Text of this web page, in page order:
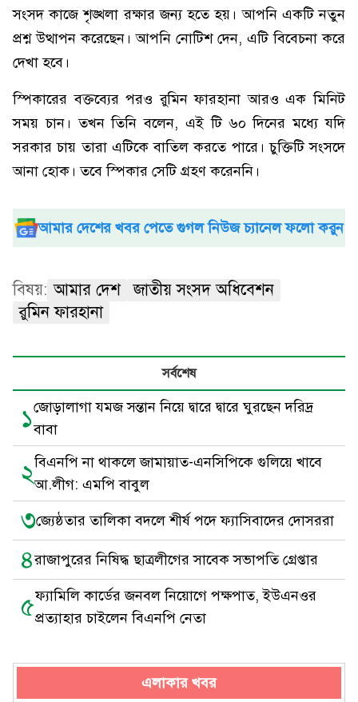
সংসদ কাজে শৃঙ্খলা রক্ষার জন্য হতে হয়। আপনি একটি নতুন
প্রশ্ন উত্থাপন করেছেন। আপনি নোটিশ দেন, এটি বিবেচনা করে
দেখা হবে।
স্পিকারের বক্তব্যের পরও রুমিন ফারহানা আরও এক মিনিট
সময় চান। তখন তিনি বলেন, এই টি ৬০ দিনের মধ্যে যদি
সরকার চায় তারা এটিকে বাতিল করতে পারে। চুক্তিটি সংসদে
আনা হোক। তবে স্পিকার সেটি গ্রহণ করেননি।
আমার দেশের খবর পেতে গুগল নিউজ চ্যানেল ফলো করুন
বিষয়: আমার দেশ
জাতীয় সংসদ অধিবেশন
রুমিন ফারহানা
সর্বশেষ
১জোড়ালাগা যমজ সন্তান নিয়ে দ্বারে দ্বারে ঘুরছেন দরিদ্র
বাবা
২বিএনপি না থাকলে জামায়াত-এনসিপিকে গুলিয়ে খাবে
আ.লীগ: এমপি বাবুল
৩জ্যেষ্ঠতার তালিকা বদলে শীর্ষ পদে ফ্যাসিবাদের দোসররা
৪রাজাপুরের নিষিদ্ধ ছাত্রলীগের সাবেক সভাপতি গ্রেপ্তার
৫ফ্যামিলি কার্ডের জনবল নিয়োগে পক্ষপাত, ইউএনওর
প্রত্যাহার চাইলেন বিএনপি নেতা
এলাকার খবর